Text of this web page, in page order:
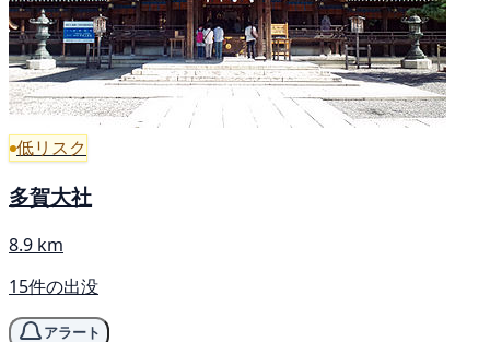
低リスク
多賀大社
8.9 km
15件の出没
アラート